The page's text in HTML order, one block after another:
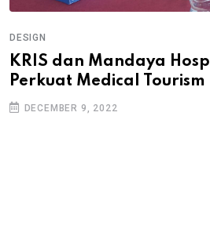
DESIGN
KRIS dan Mandaya
Perkuat Medical Tourism
DECEMBER 9, 2022